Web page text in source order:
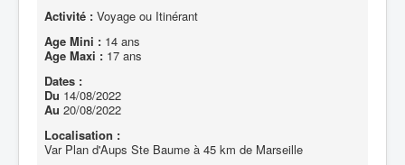
Activité : Voyage ou Itinérant
Age Mini : 14 ans
Age Maxi : 17 ans
Dates :
Du 14/08/2022
Au 20/08/2022
Localisation :
Var Plan d'Aups Ste Baume à 45 km de Marseille